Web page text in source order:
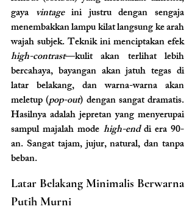
gaya vintage ini justru dengan sengaja
menembakkan lampu kilat langsung ke arah
wajah subjek. Teknik ini menciptakan efek
high-contrast—kulit akan terlihat lebih
bercahaya, bayangan akan jatuh tegas di
latar belakang, dan warna-warna akan
meletup (pop-out) dengan sangat dramatis.
Hasilnya adalah jepretan yang menyerupai
sampul majalah mode high-end di era 90-
an. Sangat tajam, jujur, natural, dan tanpa
beban.
Latar Belakang Minimalis Berwarna
Putih Murni